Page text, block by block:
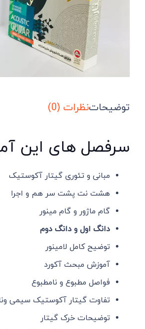
توضیحاتنظرات (0)
سرفصل های این
مبانی و تئوری گیتار آکوستیک
هشت نت پشت سر هم و اجرا
گام ماژور و گام مینور
دانگ اول و دانگ دوم
توضیح کامل لامینور
آموزش مبحث آکورد
فواصل مطبوع و نامطبوع
تفاوت گیتار آکوستیک سیمی
توضیحات خرک گیتار